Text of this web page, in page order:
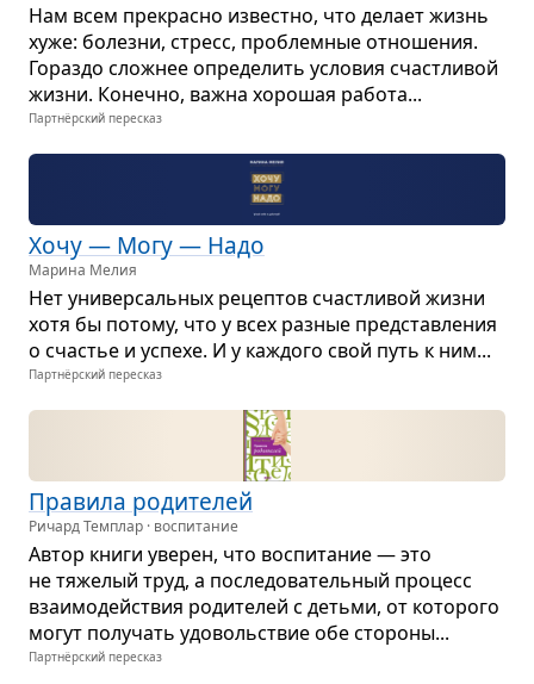
Нам всем пре­красно известно, что делает жизнь
хуже: болезни, стресс, про­блем­ные отно­ше­ния.
Гораздо слож­нее опре­де­лить усло­вия счаст­ли­вой
жизни. Конечно, важна хоро­шая работа...
Партнёрский пересказ
Хочу — Mогу — Надо
Марина Мелия
Нет уни­вер­саль­ных рецеп­тов счаст­ли­вой жизни
хотя бы потому, что у всех раз­ные пред­став­ле­ния
о сча­стье и успехе. И у каж­дого свой путь к ним...
Партнёрский пересказ
Пра­вила роди­те­лей
Ричард Темплар · воспитание
Автор книги уве­рен, что вос­пи­та­ние — это
не тяже­лый труд, а после­до­ва­тель­ный про­цесс
вза­и­мо­действия роди­те­лей с детьми, от кото­рого
могут полу­чать удо­воль­ствие обе сто­роны...
Партнёрский пересказ